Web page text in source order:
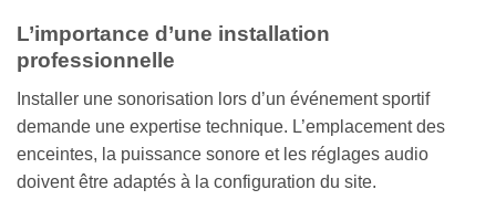
L’importance d’une installation
professionnelle
Installer une sonorisation lors d’un événement sportif
demande une expertise technique. L’emplacement des
enceintes, la puissance sonore et les réglages audio
doivent être adaptés à la configuration du site.